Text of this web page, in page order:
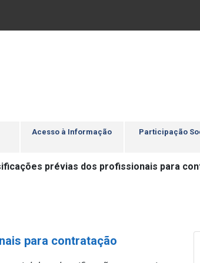
Acesso à Informação Participação
prévias dos profissionais para
para contratação